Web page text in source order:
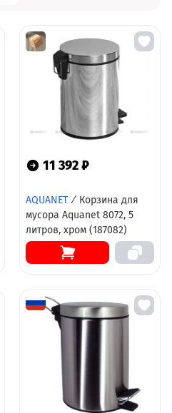
11 392 ₽
AQUANET / Корзина для
мусора Aquanet 8072, 5
литров, хром (187082)